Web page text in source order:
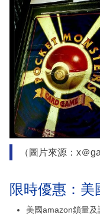
（圖片來源：x＠
限時優惠：美
美國amazon鎖量及